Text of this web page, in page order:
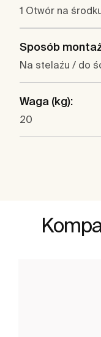
1 Otwór na
Sposób
Na stelażu / do
Waga (kg):
20